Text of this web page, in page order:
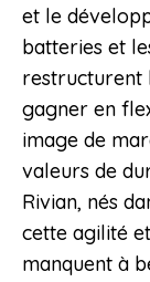
et le
batteries et
restructurent
gagner en
image de
valeurs de
Rivian, nés
cette agilité
manquent à